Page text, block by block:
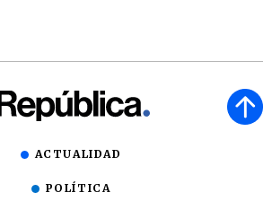
ACTUALIDAD
POLÍTICA